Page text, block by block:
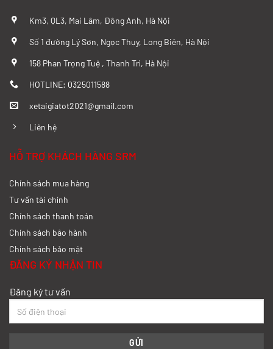
So sánh chi tiết SRM T20A và Tera 100
Đánh giá chi tiết SRM T35 và Wuling
Nên chọn dòng nào?
Km3, QL3, Mai Lâm, Đông Anh, Hà Nội
Số 1 đường Lý Sơn, Ngọc Thụy, Long Biên, Hà Nội
158 Phan Trọng Tuệ , Thanh Trì, Hà Nội
HOTLINE: 0325011588
xetaigiatot2021@gmail.com
Liên hệ
HỖ TRỢ KHÁCH HÀNG SRM
Chính sách mua hàng
Tư vấn tài chính
Chính sách thanh toán
Chính sách bảo hành
Chính sách bảo mật
ĐĂNG KÝ NHẬN TIN
Đăng ký tư vấn